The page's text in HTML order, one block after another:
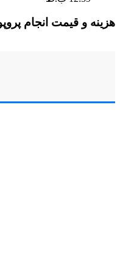
هزینه و قیمت انجام